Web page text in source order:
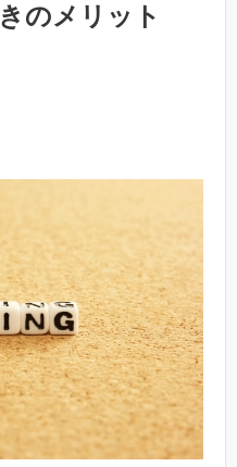
のメリット